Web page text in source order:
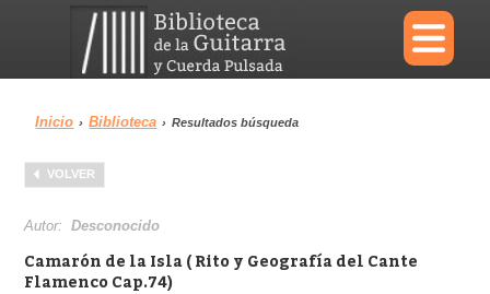
×
Menu
Biblioteca
Inicio › Biblioteca › Resultados búsqueda
VOLVER
Autor:Desconocido
Camarón de la Isla ( Rito y Geografía del Cante
Flamenco Cap.74)